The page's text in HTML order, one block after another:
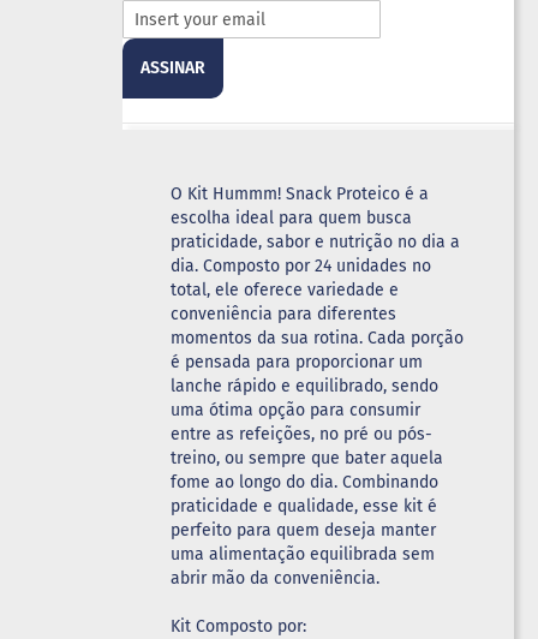
ASSINAR
O Kit Hummm! Snack Proteico é a
escolha ideal para quem busca
praticidade, sabor e nutrição no dia a
dia. Composto por 24 unidades no
total, ele oferece variedade e
conveniência para diferentes
momentos da sua rotina. Cada porção
é pensada para proporcionar um
lanche rápido e equilibrado, sendo
uma ótima opção para consumir
entre as refeições, no pré ou pós-
treino, ou sempre que bater aquela
fome ao longo do dia. Combinando
praticidade e qualidade, esse kit é
perfeito para quem deseja manter
uma alimentação equilibrada sem
abrir mão da conveniência.
Kit Composto por: